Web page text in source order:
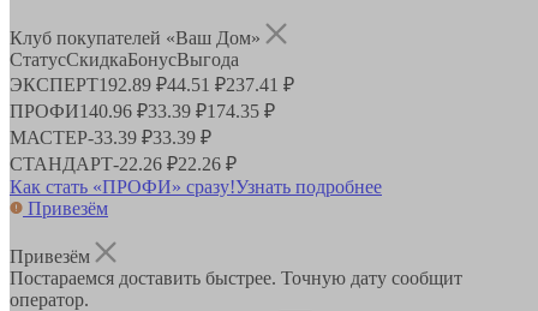
Клуб покупателей «Ваш Дом»
СтатусСкидкаБонусВыгода
ЭКСПЕРТ192.89 ₽44.51 ₽237.41 ₽
ПРОФИ140.96 ₽33.39 ₽174.35 ₽
МАСТЕР-33.39 ₽33.39 ₽
СТАНДАРТ-22.26 ₽22.26 ₽
Как стать «ПРОФИ» сразу!Узнать подробнее
Привезём
Привезём
Постараемся доставить быстрее. Точную дату сообщит
оператор.